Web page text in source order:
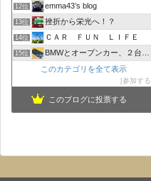
12位 emma43’s blog
13位 挫折から栄光へ！？
14位 ＣＡＲ ＦＵＮ ＬＩＦＥ
15位
BMWとオープンカー、２台持ちは大変でした/GOCCHI
このカテゴリを全て表示
参加する
このブログに投票する